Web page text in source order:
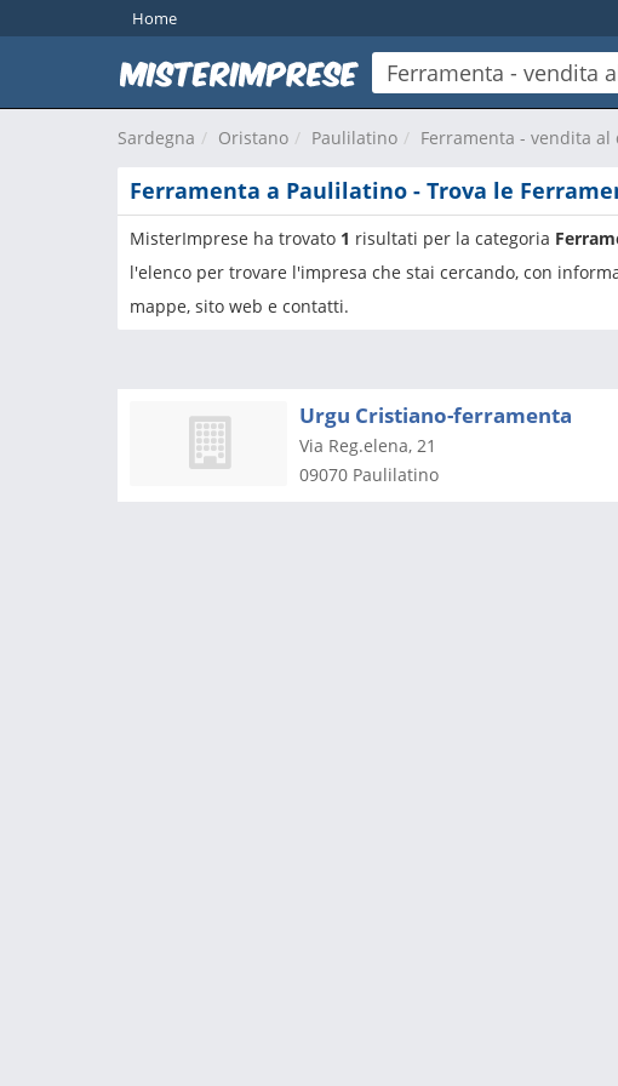
Home
Sardegna Oristano Paulilatino Ferramenta - vendita al
Ferramenta a Paulilatino - Trova le
MisterImprese ha trovato 1 risultati per la categoria
l'elenco per trovare l'impresa che stai cercando, con
mappe, sito web e contatti.
Urgu Cristiano-ferramenta
Via Reg.elena, 21
09070 Paulilatino